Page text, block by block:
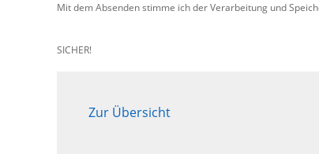
Mit dem Absenden stimme ich der Verarbeitung und
SICHER!
Zur Übersicht